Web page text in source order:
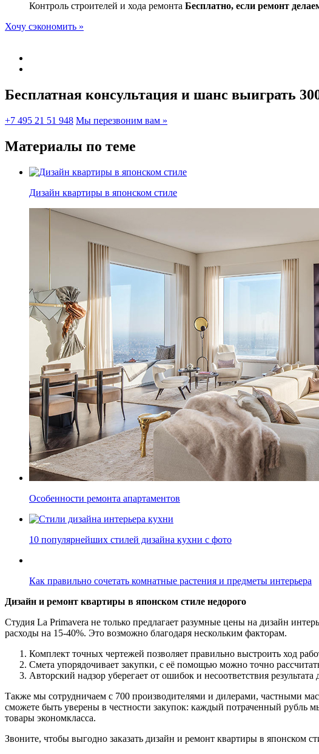
Контроль строителей и хода ремонта Бесплатно, если ремонт
Хочу сэкономить »
Бесплатная консультация и шанс выиграть
+7 495 21 51 948 Мы перезвоним вам »
Материалы по теме
Дизайн квартиры в японском стиле
Особенности ремонта апартаментов
10 популярнейших стилей дизайна кухни с фото
Как правильно сочетать комнатные растения и предметы интерьера
Дизайн и ремонт квартиры в японском стиле недорого
Студия La Primavera не только предлагает разумные цены на дизайн
расходы на 15-40%. Это возможно благодаря нескольким факторам.
Комплект точных чертежей позволяет правильно выстроить ход
Смета упорядочивает закупки, с её помощью можно точно
Авторский надзор уберегает от ошибок и несоответствия результата
Также мы сотрудничаем с 700 производителями и дилерами, частными
сможете быть уверены в честности закупок: каждый потраченный
товары экономкласса.
Звоните, чтобы выгодно заказать дизайн и ремонт квартиры в японском